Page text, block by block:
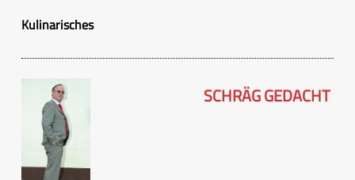
Kulinarisches
SCHRÄG GEDACHT